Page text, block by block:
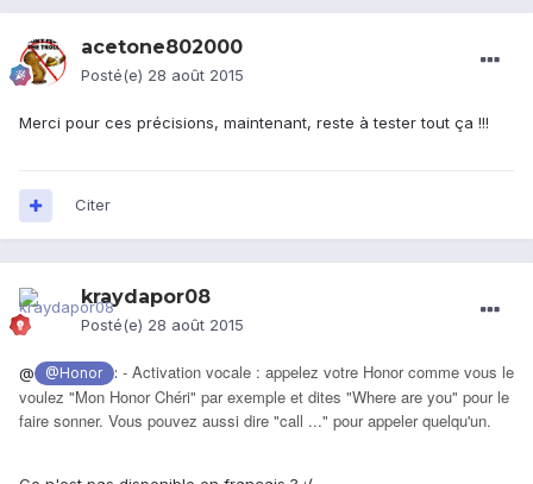
acetone802000
Posté(e) 28 août 2015
Merci pour ces précisions, maintenant, reste à tester tout ça !!!
Citer
kraydapor08
Posté(e) 28 août 2015
@ @Honor : - Activation vocale : appelez votre Honor comme vous le
voulez "Mon Honor Chéri" par exemple et dites "Where are you" pour le
faire sonner. Vous pouvez aussi dire "call ..." pour appeler quelqu'un.